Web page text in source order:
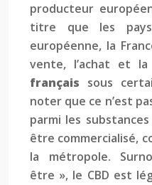
producteur
titre que les pays
européenne, la
vente, l’achat et la
français sous
noter que ce n’est
parmi les
être commercialisé,
la métropole.
être », le CBD est